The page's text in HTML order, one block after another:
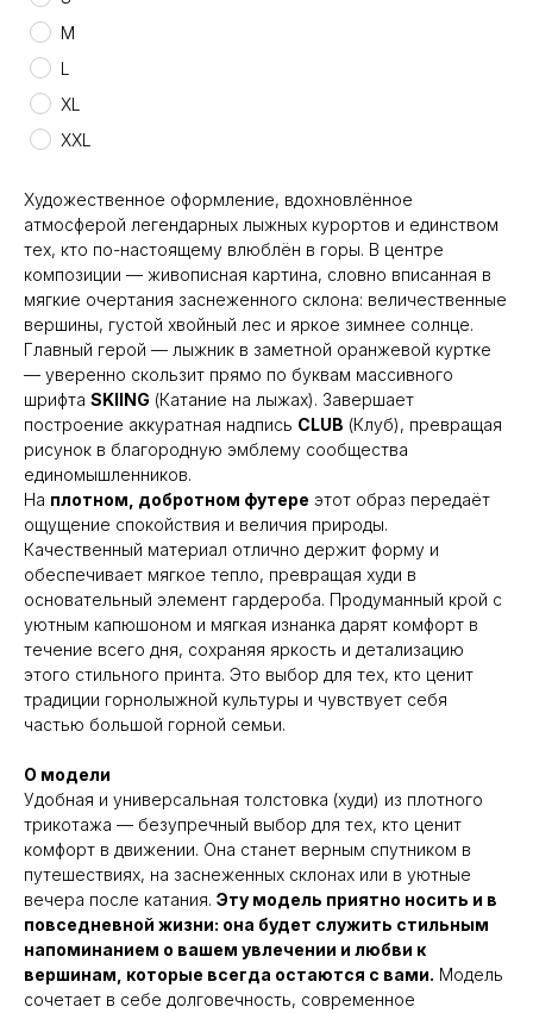
M
L
XL
XXL
Художественное оформление, вдохновлённое
атмосферой легендарных лыжных курортов и единством
тех, кто по-настоящему влюблён в горы. В центре
композиции — живописная картина, словно вписанная в
мягкие очертания заснеженного склона: величественные
вершины, густой хвойный лес и яркое зимнее солнце.
Главный герой — лыжник в заметной оранжевой куртке
— уверенно скользит прямо по буквам массивного
шрифта SKIING (Катание на лыжах). Завершает
построение аккуратная надпись CLUB (Клуб), превращая
рисунок в благородную эмблему сообщества
единомышленников.
На плотном, добротном футере этот образ передаёт
ощущение спокойствия и величия природы.
Качественный материал отлично держит форму и
обеспечивает мягкое тепло, превращая худи в
основательный элемент гардероба. Продуманный крой с
уютным капюшоном и мягкая изнанка дарят комфорт в
течение всего дня, сохраняя яркость и детализацию
этого стильного принта. Это выбор для тех, кто ценит
традиции горнолыжной культуры и чувствует себя
частью большой горной семьи.
О модели
Удобная и универсальная толстовка (худи) из плотного
трикотажа — безупречный выбор для тех, кто ценит
комфорт в движении. Она станет верным спутником в
путешествиях, на заснеженных склонах или в уютные
вечера после катания. Эту модель приятно носить и в
повседневной жизни: она будет служить стильным
напоминанием о вашем увлечении и любви к
вершинам, которые всегда остаются с вами. Модель
сочетает в себе долговечность, современное